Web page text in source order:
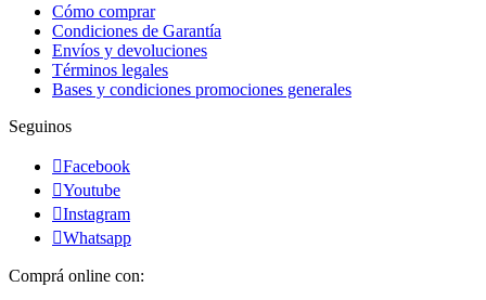
Cómo comprar
Condiciones de Garantía
Envíos y devoluciones
Términos legales
Bases y condiciones promociones generales
Seguinos
Facebook
Youtube
Instagram
Whatsapp
Comprá online con: